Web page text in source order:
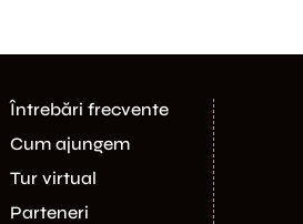
Întrebări frecvente
Cum ajungem
Tur virtual
Parteneri